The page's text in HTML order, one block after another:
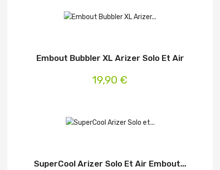
Embout Bubbler XL Arizer Solo Et Air
19,90 €
SuperCool Arizer Solo Et Air Embout...